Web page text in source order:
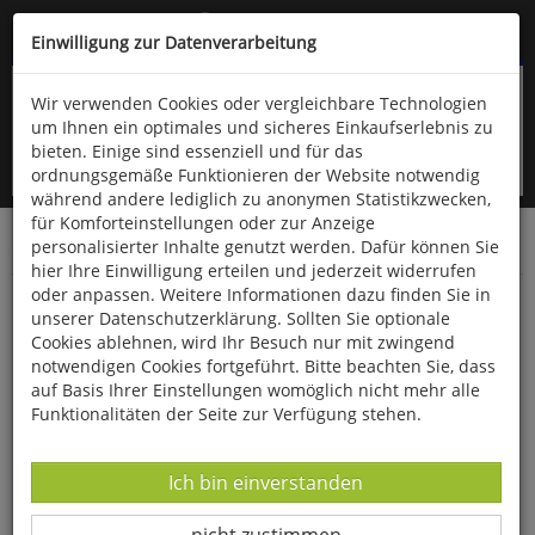
Kompletten Head der Seite überspringen
oder (06766) 9323-960
Startseite Bücher Literatur Diverses
Willemsens Jahreszeiten
Einwilligung zur Datenverarbeitung
Wir verwenden Cookies oder vergleichbare Technologien
um Ihnen ein optimales und sicheres Einkaufserlebnis zu
bieten. Einige sind essenziell und für das
ordnungsgemäße Funktionieren der Website notwendig
während andere lediglich zu anonymen Statistikzwecken,
für Komforteinstellungen oder zur Anzeige
personalisierter Inhalte genutzt werden. Dafür können Sie
hier Ihre Einwilligung erteilen und jederzeit widerrufen
oder anpassen. Weitere Informationen dazu finden Sie in
unserer Datenschutzerklärung. Sollten Sie optionale
Cookies ablehnen, wird Ihr Besuch nur mit zwingend
notwendigen Cookies fortgeführt. Bitte beachten Sie, dass
auf Basis Ihrer Einstellungen womöglich nicht mehr alle
Funktionalitäten der Seite zur Verfügung stehen.
Datenverarbeitung -
Ich bin einverstanden